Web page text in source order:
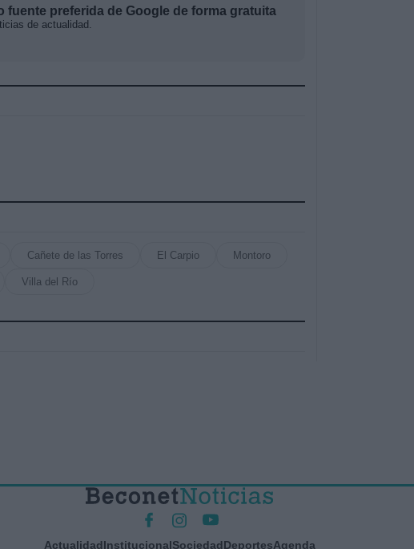
fuente preferida de Google de forma gratuita
de actualidad.
Cañete de las Torres El Carpio Montoro
Villa del Río
ActualidadInstitucionalSociedadDeportesAgenda